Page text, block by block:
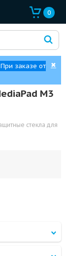
0
заказе от
✖
M3
стекла для